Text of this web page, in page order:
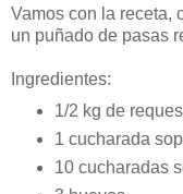
Vamos con la receta,
un puñado de pasas
Ingredientes:
1/2 kg de
1 cucharada
10 cucharadas